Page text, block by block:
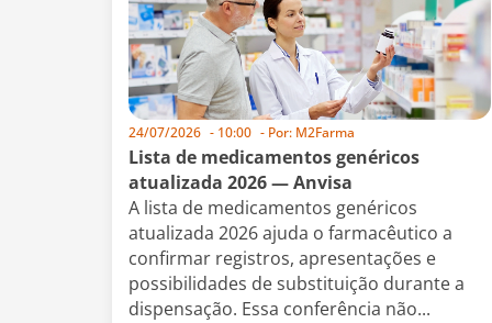
24/07/2026 - 10:00 - Por: M2Farma
Lista de medicamentos genéricos
atualizada 2026 — Anvisa
A lista de medicamentos genéricos
atualizada 2026 ajuda o farmacêutico a
confirmar registros, apresentações e
possibilidades de substituição durante a
dispensação. Essa conferência não...